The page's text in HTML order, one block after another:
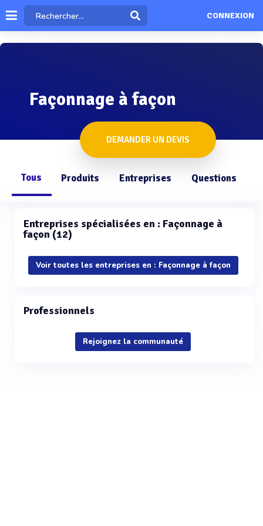
CONNEXION
Façonnage à façon
DEMANDER UN DEVIS
Tous Produits Entreprises Questions
Entreprises spécialisées en : Façonnage à
façon (12)
Voir toutes les entreprises en : Façonnage à façon
Professionnels
Rejoignez la communauté